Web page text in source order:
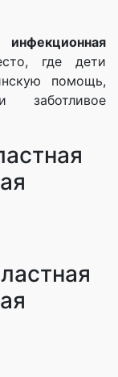
где дети
помощь,
заботливое